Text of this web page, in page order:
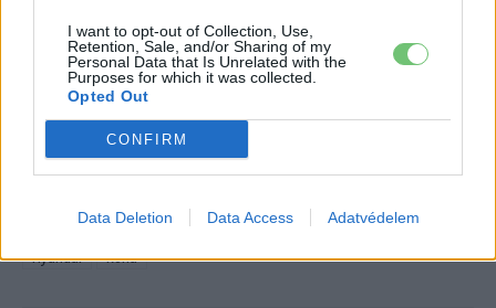
I want to opt-out of Collection, Use,
Retention, Sale, and/or Sharing of my
Personal Data that Is Unrelated with the
Purposes for which it was collected.
Opted Out
CONFIRM
Data Deletion Data Access Adatvédelem
btn_font_style=”font-weight:bold;”]
Kövesd az e-cars.hu-t a Facebookon is, további
tartalmakért!
Hyundai
Kona